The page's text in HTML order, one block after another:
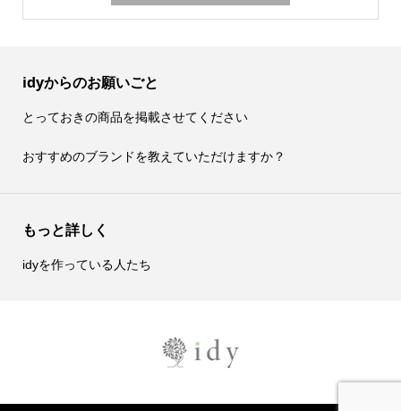
idyからのお願いごと
とっておきの商品を掲載させてください
おすすめのブランドを教えていただけますか？
もっと詳しく
idyを作っている人たち